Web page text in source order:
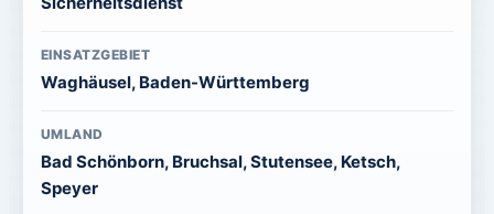
EINSATZGEBIET
Waghäusel, Baden-Württemberg
UMLAND
Bad Schönborn, Bruchsal, Stutensee, Ketsch,
Speyer